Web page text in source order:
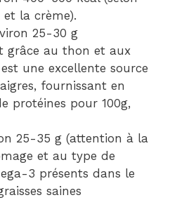
la crème).
25-30 g
grâce au thon et aux
une excellente source
fournissant en
protéines pour 100g,
25-35 g (attention à la
et au type de
3 présents dans le
saines